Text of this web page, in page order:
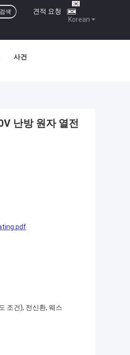
Korean
견적 요청 |
검색
사건
난방 원자 열전
조건), 전신환, 웨스